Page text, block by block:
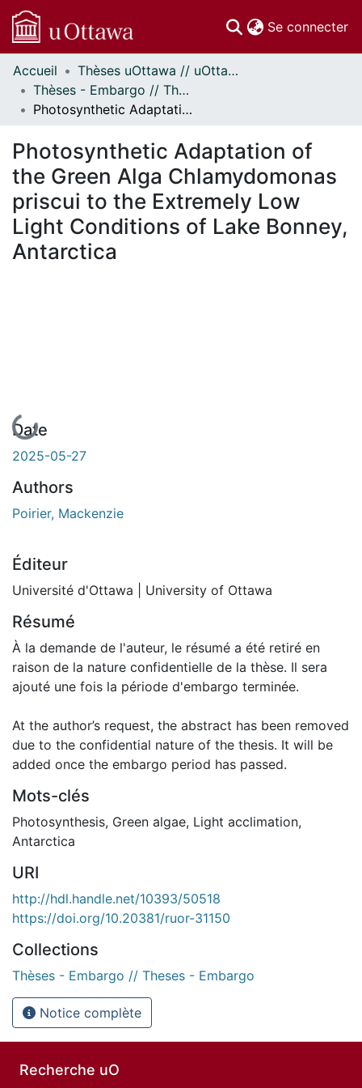
Se connecter
Communautés
et collections
Parcourir
À propos
Accueil
Thèses uOttawa // uOttawa Theses
Thèses - Embargo // Theses - Embargo
Photosynthetic Adaptation of the Green Alga Chlamydomonas priscui to the Extremely Low Light Conditions of Lake Bonney, Antarctica
Photosynthetic Adaptation of
the Green Alga Chlamydomonas
priscui to the Extremely Low
Light Conditions of Lake Bonney,
Antarctica
En cours de chargement...
Date
2025-05-27
Authors
Poirier, Mackenzie
Éditeur
Université d'Ottawa | University of Ottawa
Résumé
À la demande de l'auteur, le résumé a été retiré en
raison de la nature confidentielle de la thèse. Il sera
ajouté une fois la période d'embargo terminée.
At the author’s request, the abstract has been removed
due to the confidential nature of the thesis. It will be
added once the embargo period has passed.
Mots-clés
Photosynthesis, Green algae, Light acclimation,
Antarctica
URI
http://hdl.handle.net/10393/50518
https://doi.org/10.20381/ruor-31150
Collections
Thèses - Embargo // Theses - Embargo
Notice complète
Recherche uO